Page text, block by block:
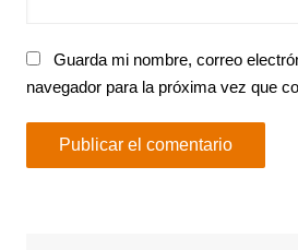
Guarda mi nombre, correo
navegador para la próxima vez que